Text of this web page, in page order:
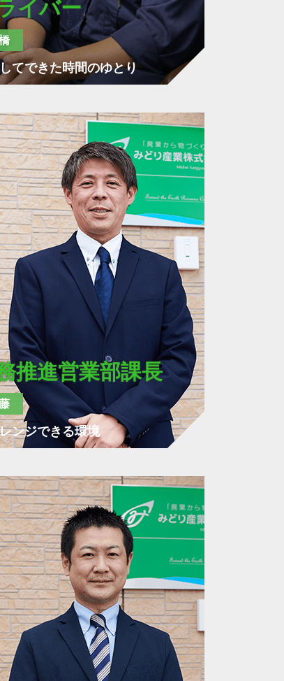
イバー
てできた時間のゆとり
推進営業部課長
ンジできる環境